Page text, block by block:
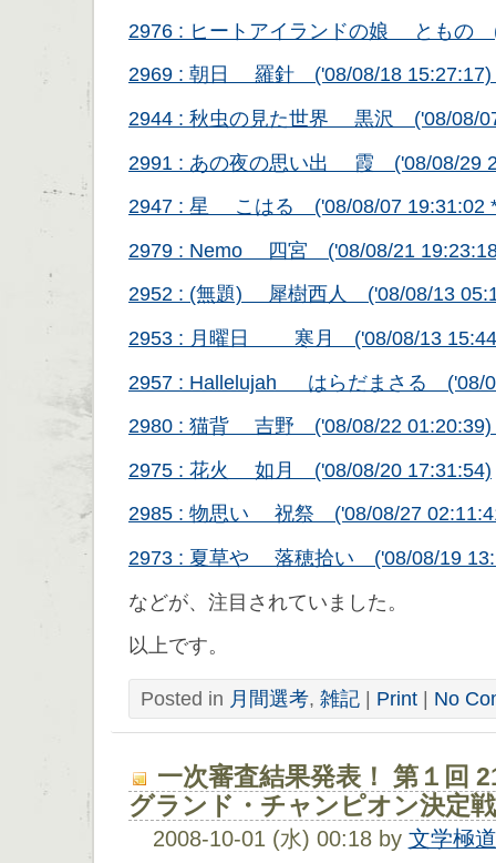
2976 : ヒートアイランドの娘 とも
2969 : 朝日 羅針 ('08/08/18
2944 : 秋虫の見た世界 黒沢 ('08/08/
2991 : あの夜の思い出 霞 ('08/08/29
2947 : 星 こはる ('08/08/07
2979 : Nemo 四宮 ('08/08/21
2952 : (無題) 犀樹西人 ('08/08/13
2953 : 月曜日 寒月 ('08/08/13
2957 : Hallelujah
はらだまさる ('08/
2980 : 猫背 吉野 ('08/08/22
2975 : 花火 如月 ('08/08/20 17:31:54)
2985 : 物思い 祝祭 ('08/08/27
2973 : 夏草や 落穂拾い ('08/08/19
などが、注目されていました。
以上です。
Posted in 月間選考, 雑記 | Print | No
一次審査結果発表！ 第１回
グランド・チャンピオン決定戦
2008-10-01 (水) 00:18 by 文学極